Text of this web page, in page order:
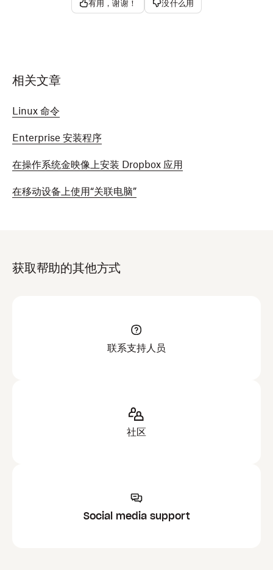
有用，谢谢！ 没什么用
相关文章
Linux 命令
​​Enterprise 安装程序
在操作系统金映像上安装 Dropbox 应用
在移动设备上使用“关联电脑”
获取帮助的其他方式
联系支持人员
社区
Social media support